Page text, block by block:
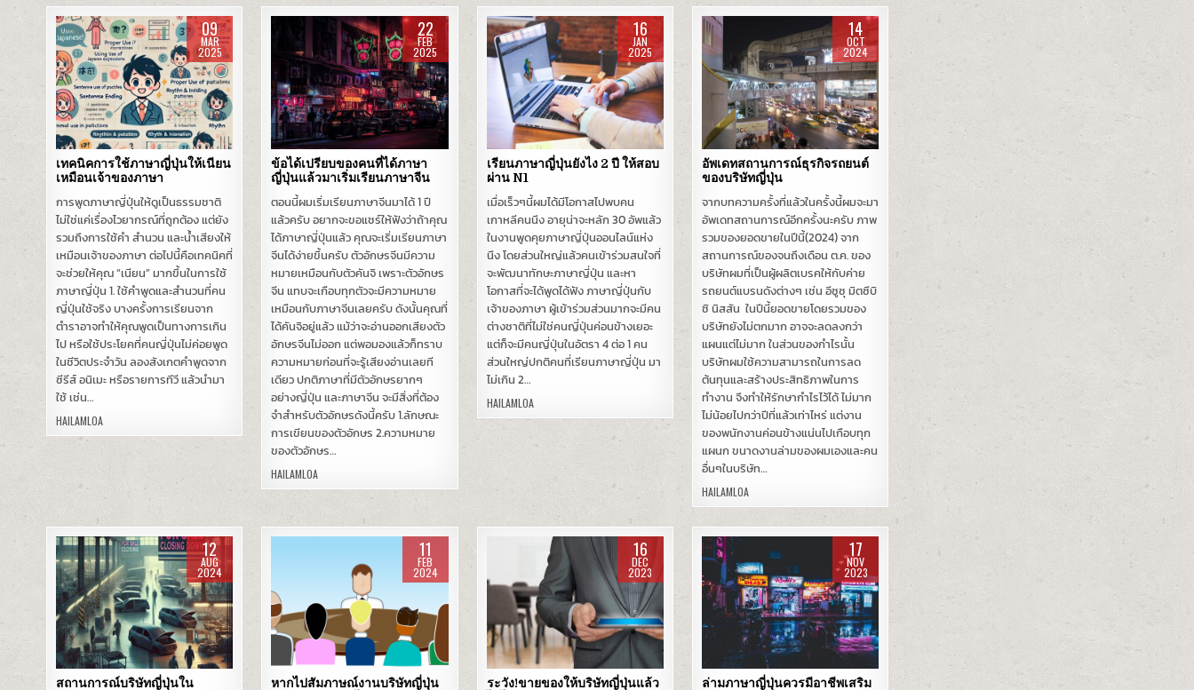
09
MAR
2025
Posted
in
เทคนิคการใช้ภาษาญี่ปุ่นให้เนียน
เหมือนเจ้าของภาษา
การพูดภาษาญี่ปุ่นให้ดูเป็นธรรมชาติ
ไม่ใช่แค่เรื่องไวยากรณ์ที่ถูกต้อง แต่ยัง
รวมถึงการใช้คำ สำนวน และน้ำเสียงให้
เหมือนเจ้าของภาษา ต่อไปนี้คือเทคนิคที่
จะช่วยให้คุณ “เนียน” มากขึ้นในการใช้
ภาษาญี่ปุ่น 1. ใช้คำพูดและสำนวนที่คน
ญี่ปุ่นใช้จริง บางครั้งการเรียนจาก
ตำราอาจทำให้คุณพูดเป็นทางการเกิน
ไป หรือใช้ประโยคที่คนญี่ปุ่นไม่ค่อยพูด
ในชีวิตประจำวัน ลองสังเกตคำพูดจาก
ซีรีส์ อนิเมะ หรือรายการทีวี แล้วนำมา
ใช้ เช่น…
HAILAMLOA
22
FEB
2025
Posted
in
ข้อได้เปรียบของคนที่ได้ภาษา
ญี่ปุ่นแล้วมาเริ่มเรียนภาษาจีน
ตอนนี้ผมเริ่มเรียนภาษาจีนมาได้ 1 ปี
แล้วครับ อยากจะขอแชร์ให้ฟังว่าถ้าคุณ
ได้ภาษาญี่ปุ่นแล้ว คุณจะเริ่มเรียนภาษา
จีนได้ง่ายขึ้นครับ ตัวอักษรจีนมีความ
หมายเหมือนกับตัวคันจิ เพราะตัวอักษร
จีน แทบจะเกือบทุกตัวจะมีความหมาย
เหมือนกับภาษาจีนเลยครับ ดังนั้นคุณที่
ได้คันจิอยู่แล้ว แม้ว่าจะอ่านออกเสียงตัว
อักษรจีนไม่ออก แต่พอมองแล้วก็ทราบ
ความหมายก่อนที่จะรู้เสียงอ่านเลยที
เดียว ปกติภาษาที่มีตัวอักษรยากๆ
อย่างญี่ปุ่น และภาษาจีน จะมีสิ่งที่ต้อง
จำสำหรับตัวอักษรดังนี้ครับ 1.ลักษณะ
การเขียนของตัวอักษร 2.ความหมาย
ของตัวอักษร…
HAILAMLOA
16
JAN
2025
Posted
in
เรียนภาษาญี่ปุ่นยังไง 2 ปี ให้สอบ
ผ่าน N1
เมื่อเร็วๆนี้ผมได้มีโอกาสไปพบคน
เกาหลีคนนึง อายุน่าจะหลัก 30 อัพแล้ว
ในงานพูดคุยภาษาญี่ปุ่นออนไลน์แห่ง
นึง โดยส่วนใหญ่แล้วคนเข้าร่วมสนใจที่
จะพัฒนาทักษะภาษาญี่ปุ่น และหา
โอกาสที่จะได้พูดได้ฟัง ภาษาญี่ปุ่นกับ
เจ้าของภาษา ผู้เข้าร่วมส่วนมากจะมีคน
ต่างชาติที่ไม่ใช่คนญี่ปุ่นค่อนข้างเยอะ
แต่ก็จะมีคนญี่ปุ่นในอัตรา 4 ต่อ 1 คน
ส่วนใหญ่ปกติคนที่เรียนภาษาญี่ปุ่น มา
ไม่เกิน 2…
HAILAMLOA
14
OCT
2024
Posted
in
อัพเดทสถานการณ์ธุรกิจรถยนต์
ของบริษัทญี่ปุ่น
จากบทความครั้งที่แล้วในครั้งนี้ผมจะมา
อัพเดทสถานการณ์อีกครั้งนะครับ ภาพ
รวมของยอดขายในปีนี้(2024) จาก
สถานการณ์ของจนถึงเดือน ต.ค. ของ
บริษัทผมที่เป็นผู้ผลิตเบรคให้กับค่าย
รถยนต์แบรนดังต่างๆ เช่น อีซูซุ มิตซึบิ
ชิ นิสสัน ในปีนี้ยอดขายโดยรวมของ
บริษัทยังไม่ตกมาก อาจจะลดลงกว่า
แผนแต่ไม่มาก ในส่วนของกำไรนั้น
บริษัทผมใช้ความสามารถในการลด
ต้นทุนและสร้างประสิทธิภาพในการ
ทำงาน จึงทำให้รักษากำไรไว้ได้ ไม่มาก
ไม่น้อยไปกว่าปีที่แล้วเท่าไหร่ แต่งาน
ของพนักงานค่อนข้างแน่นไปเกือบทุก
แผนก ขนาดงานล่ามของผมเองและคน
อื่นๆในบริษัท…
HAILAMLOA
12
AUG
2024
Posted
in
สถานการณ์บริษัทญี่ปุ่นใน
11
FEB
2024
in
หากไปสัมภาษณ์งานบริษัทญี่ปุ่น
16
DEC
2023
Posted
in
ระวัง!ขายของให้บริษัทญี่ปุ่นแล้ว
17
NOV
2023
Posted
in
ล่ามภาษาญี่ปุ่นควรมีอาชีพเสริม